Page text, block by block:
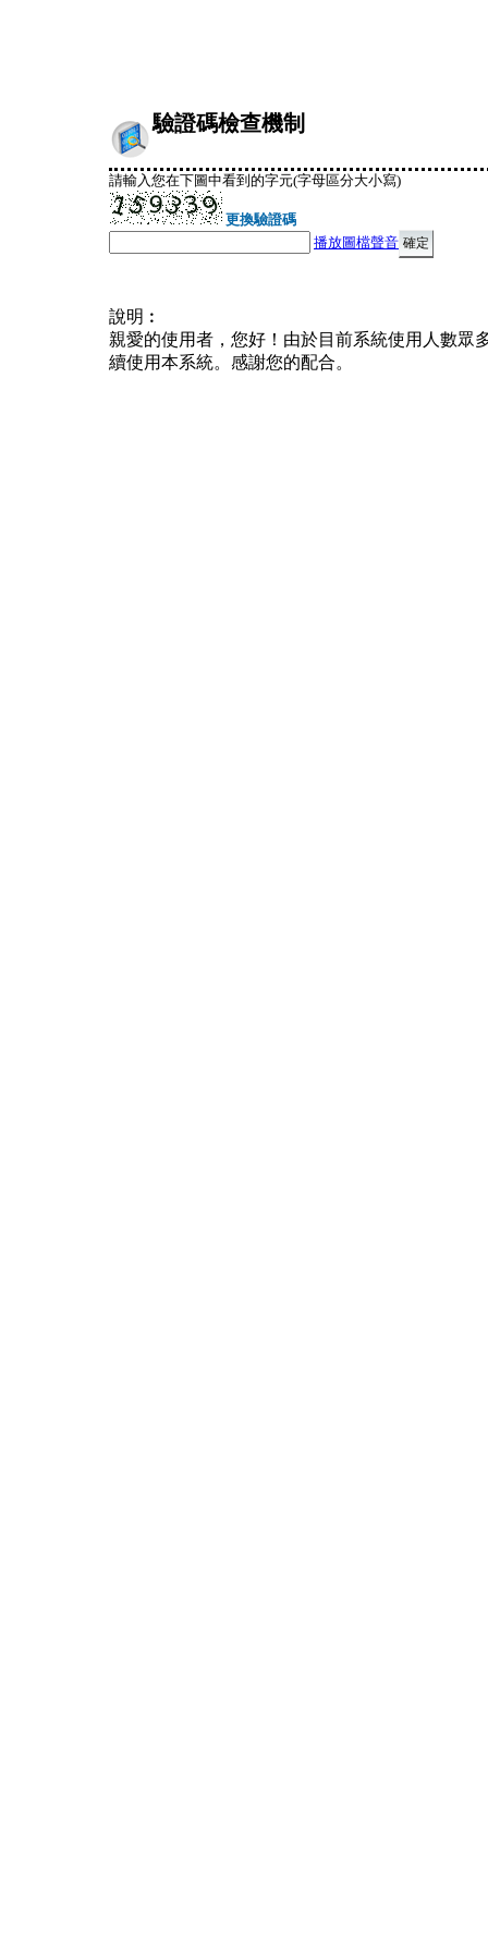
驗證碼檢查機制
請輸入您在下圖中看到的字元(字母區分大小寫)
更換驗證碼
播放圖檔聲音
說明︰
親愛的使用者，您好！由於目前系統使用人數眾
續使用本系統。感謝您的配合。